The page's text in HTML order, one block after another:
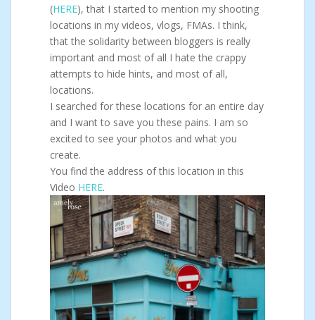
(HERE), that I started to mention my shooting
locations in my videos, vlogs, FMAs. I think,
that the solidarity between bloggers is really
important and most of all I hate the crappy
attempts to hide hints, and most of all,
locations.
I searched for these locations for an entire day
and I want to save you these pains. I am so
excited to see your photos and what you
create.
You find the address of this location in this
Video HERE.